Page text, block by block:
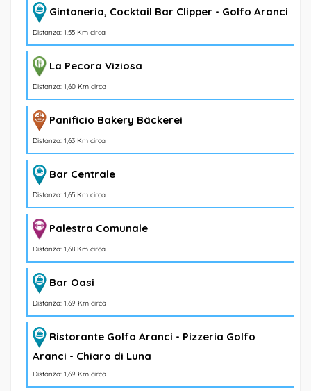
Gintoneria, Cocktail Bar Clipper - Golfo Aranci
Distanza: 1,55 Km circa
La Pecora Viziosa
Distanza: 1,60 Km circa
Panificio Bakery Bäckerei
Distanza: 1,63 Km circa
Bar Centrale
Distanza: 1,65 Km circa
Palestra Comunale
Distanza: 1,68 Km circa
Bar Oasi
Distanza: 1,69 Km circa
Ristorante Golfo Aranci - Pizzeria Golfo
Aranci - Chiaro di Luna
Distanza: 1,69 Km circa